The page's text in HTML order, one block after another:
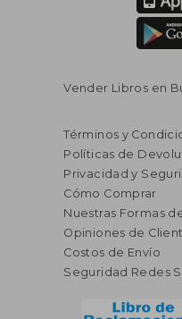
Vender Libros en
Términos y
Políticas de
Privacidad y
Cómo Comprar
Nuestras Formas
Opiniones de
Costos de Envío
Seguridad Redes